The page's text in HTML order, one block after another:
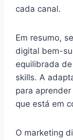
cada canal.
Em resumo,
digital bem-
equilibrada
skills. A
para
que está em
O marketing